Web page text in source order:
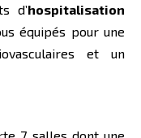
d’hospitalisation
équipés pour une
et un